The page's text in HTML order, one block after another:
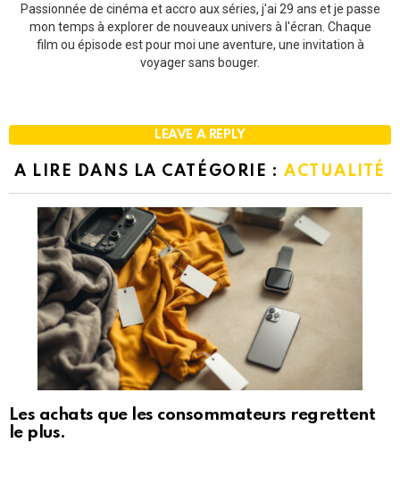
Passionnée de cinéma et accro aux séries, j'ai 29 ans et je passe
mon temps à explorer de nouveaux univers à l'écran. Chaque
film ou épisode est pour moi une aventure, une invitation à
voyager sans bouger.
LEAVE A REPLY
A LIRE DANS LA CATÉGORIE : ACTUALITÉ
Les achats que les consommateurs regrettent
le plus.